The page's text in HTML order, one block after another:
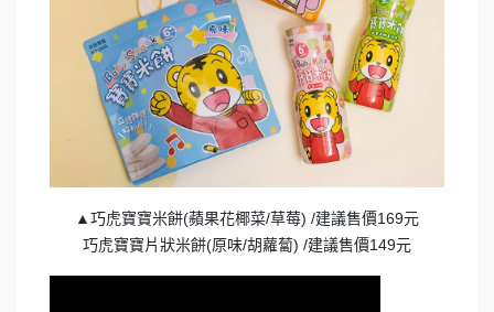
▲巧虎寶寶米餅(蘋果花椰菜/草莓) /建議售價169元
巧虎寶寶片狀米餅(原味/胡蘿蔔) /建議售價149元